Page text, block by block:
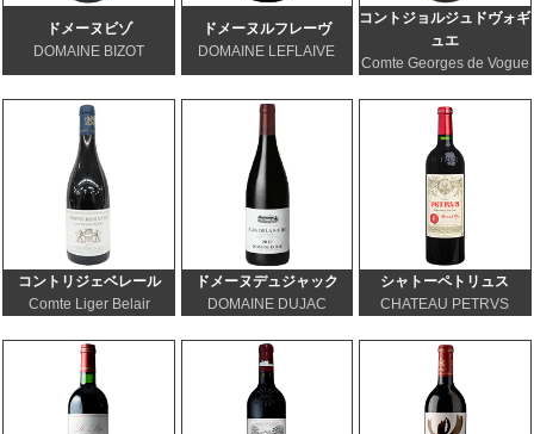
ドメーヌビゾ
DOMAINE BIZOT
ドメーヌルフレーヴ
DOMAINE LEFLAIVE
コントジョルジュドヴォギ
ュエ
Comte Georges de Vogue
コントリジェベレール
Comte Liger Belair
ドメーヌデュジャック
DOMAINE DUJAC
シャトーペトリュス
CHATEAU PETRVS